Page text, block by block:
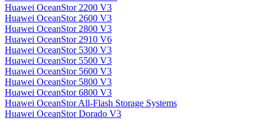
Huawei OceanStor 2200 V3
Huawei OceanStor 2600 V3
Huawei OceanStor 2800 V3
Huawei OceanStor 2910 V6
Huawei OceanStor 5300 V3
Huawei OceanStor 5500 V3
Huawei OceanStor 5600 V3
Huawei OceanStor 5800 V3
Huawei OceanStor 6800 V3
Huawei OceanStor All-Flash Storage Systems
Huawei OceanStor Dorado V3